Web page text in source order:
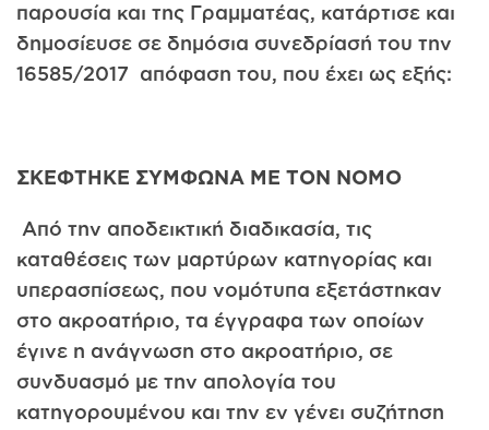
παρουσία και της Γραμματέας, κατάρτισε και
δημοσίευσε σε δημόσια συνεδρίασή του την
16585/2017 απόφαση του, που έχει ως εξής:
ΣΚΕΦΤΗΚΕ ΣΥΜΦΩΝΑ ΜΕ ΤΟΝ ΝΟΜΟ
Από την αποδεικτική διαδικασία, τις
καταθέσεις των μαρτύρων κατηγορίας και
υπερασπίσεως, που νομότυπα εξετάστηκαν
στο ακροατήριο, τα έγγραφα των οποίων
έγινε η ανάγνωση στο ακροατήριο, σε
συνδυασμό με την απολογία του
κατηγορουμένου και την εν γένει συζήτηση